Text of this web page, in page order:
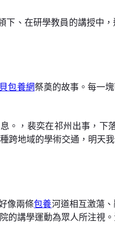
、在研學教員的講授中
包養網祭奠的故事。每一
。，裴奕在祁州出事，下
跨地域的學術交通，明天
像兩條包養河道相互激蕩
的講學運動為眾人所注視